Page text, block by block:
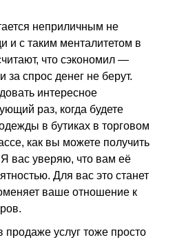
неприличным не
и с таким менталитетом в
что сэкономил —
за спрос денег не берут.
интересное
раз, когда будете
в бутиках в торговом
как вы можете получить
вас уверяю, что вам её
Для вас это станет
ваше отношение к
услуг тоже просто